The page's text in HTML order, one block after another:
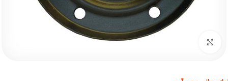
برای بزرگنمایی کلیک کنید